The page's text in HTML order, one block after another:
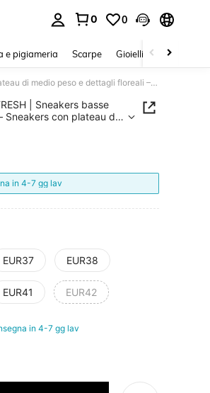
0 0
e pigiameria Scarpe Gioielli E Accessori
REFRESH | Sneakers basse Refresh per la moda giovane – Sneakers con plateau di medio peso e dettagli floreali – Sneakers con lacci e cerniera – Casual – Vegane – Modello 172562
| Sneakers basse
Sneakers con plateau di
con lacci e
172562
in 4-7 gg lav
EUR37 EUR38
EUR41 EUR42
in 4-7 gg lav